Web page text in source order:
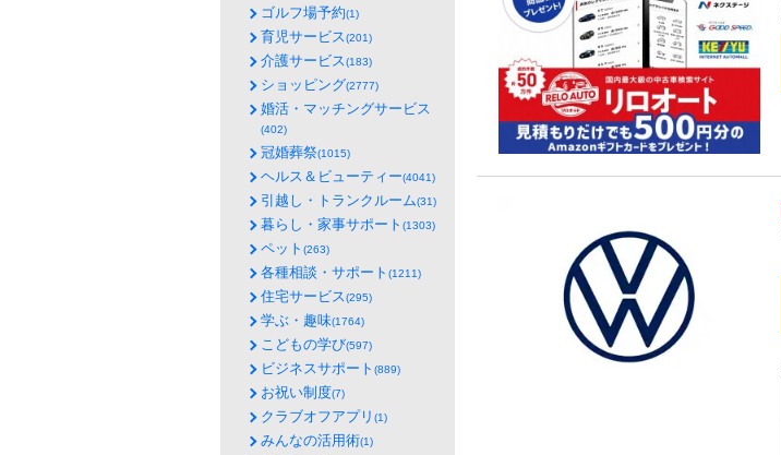
ゴルフ場予約(1)
育児サービス(201)
介護サービス(183)
ショッピング(2777)
婚活・マッチングサービス
(402)
冠婚葬祭(1015)
ヘルス＆ビューティー(4041)
引越し・トランクルーム(31)
暮らし・家事サポート (1303)
ペット (263)
各種相談・サポート (1211)
住宅サービス(295)
学ぶ・趣味(1764)
こどもの学び(597)
ビジネスサポート (889)
お祝い制度(7)
クラブオフアプリ (1)
みんなの活用術(1)